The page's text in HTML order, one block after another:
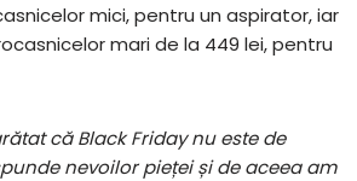
mici, pentru un aspirator, iar
mari de la 449 lei, pentru
ătat căBlack Friday nu este de
nevoilor piețeiși de aceea am